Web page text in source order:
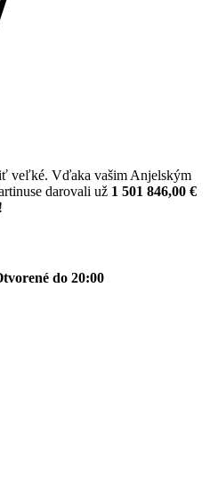
veľké. Vďaka vašim Anjelským
darovali už 1 501 846,00 €
do 20:00